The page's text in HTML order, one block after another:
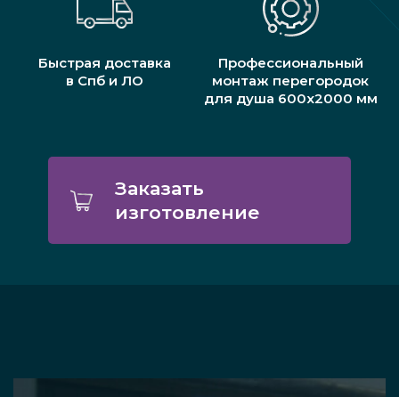
Быстрая доставка
в Спб и ЛО
Профессиональный
монтаж перегородок
для душа 600х2000 мм
Заказать
изготовление